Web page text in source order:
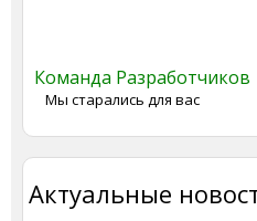
Команда Разработчиков
Мы старались для вас
Актуальные